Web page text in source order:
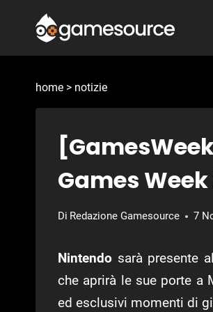
contenuto
home > notizie
Games Week
Di Redazione Gamesource 7
Nintendo sarà presente al
che aprirà le sue porte a
ed esclusivi momenti di